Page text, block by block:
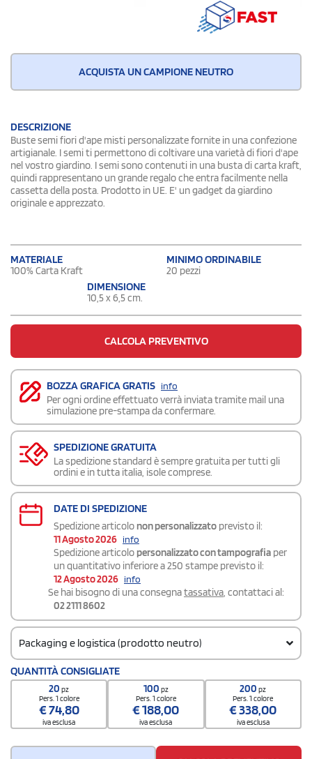
ACQUISTA UN CAMPIONE NEUTRO
DESCRIZIONE
Buste semi fiori d'ape misti personalizzate fornite in una confezione
artigianale. I semi ti permettono di coltivare una varietà di fiori d'ape
nel vostro giardino. I semi sono contenuti in una busta di carta kraft,
quindi rappresentano un grande regalo che entra facilmente nella
cassetta della posta. Prodotto in UE. E' un gadget da giardino
originale e apprezzato.
MATERIALE
100% Carta Kraft
MINIMO ORDINABILE
20 pezzi
DIMENSIONE
10,5 x 6,5 cm.
CALCOLA PREVENTIVO
BOZZA GRAFICA GRATIS info
Per ogni ordine effettuato verrà inviata tramite mail una
simulazione pre-stampa da confermare.
SPEDIZIONE GRATUITA
La spedizione standard è sempre gratuita per tutti gli
ordini e in tutta italia, isole comprese.
DATE DI SPEDIZIONE
Spedizione articolo non personalizzato previsto il:
11 Agosto 2026 info
Spedizione articolo personalizzato con tampografia per
un quantitativo inferiore a 250 stampe previsto il:
12 Agosto 2026 info
Se hai bisogno di una consegnatassativa, contattaci al:
02 2111 8602
Packaging e logistica (prodotto neutro)
Codice doganale
1209 9999
Quantità per scatola
QUANTITÀ CONSIGLIATE
20pz
Pers. 1 colore
€74,80
iva esclusa
100 pz
Pers. 1 colore
€188,00
iva esclusa
200pz
Pers. 1 colore
€338,00
iva esclusa